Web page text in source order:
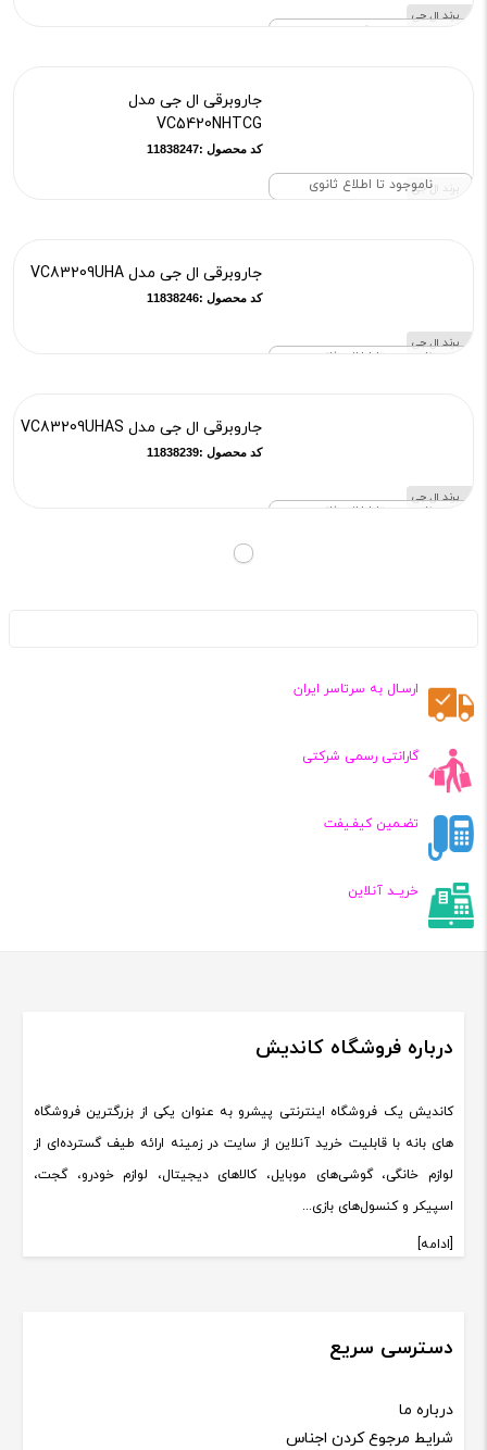
موجود نیست
برند ال جی
ناموجود تا اطلاع ثانویبرند ال جی
جاروبرقی ال جی مدل
VC5420NHTCG
کد محصول :11838247
ناموجود تا اطلاع ثانوی
برند ال جی
جاروبرقی ال جی مدل VC83209UHA
کد محصول :11838246
ناموجود تا اطلاع ثانوی
برند ال جی
جاروبرقی ال جی مدل VC83209UHAS
کد محصول :11838239
ارسـال به سرتاسر ایران
گارانتی رسمی شرکتی
تضـمین کیفـیفت
خریــد آنلاین
درباره فروشگاه کاندیش
کاندیش یک فروشگاه اینترنتی پیشرو به عنوان یکی از بزرگترین فروشگاه
های بانه با قابلیت خرید آنلاین از سایت در زمینه ارائه طیف گسترده‌ای از
لوازم خانگی، گوشی‌های موبایل، کالاهای دیجیتال، لوازم خودرو، گجت،
اسپیکر و کنسول‌های بازی...
[ادامه]
دسترسی سریع
درباره ما
شرایط مرجوع کردن اجناس